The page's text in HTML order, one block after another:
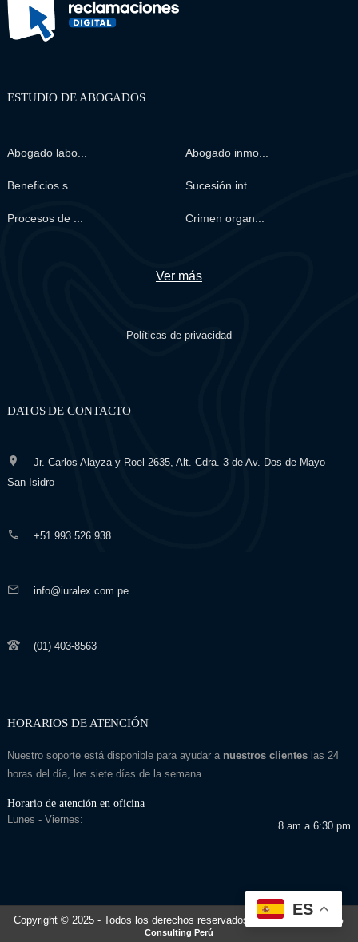
ESTUDIO DE ABOGADOS
Abogado labo... Abogado inmo...
Beneficios s... Sucesión int...
Procesos de ... Crimen organ...
Ver más
Políticas de privacidad
DATOS DE CONTACTO
Jr. Carlos Alayza y Roel 2635, Alt. Cdra. 3 de Av. Dos de Mayo –
San Isidro
+51 993 526 938
info@iuralex.com.pe
(01) 403-8563
HORARIOS DE ATENCIÓN
Nuestro soporte está disponible para ayudar a nuestros clienteslas 24
horas del día, los siete días de la semana.
Horario de atención en oficina
Lunes - Viernes:
8 am a 6:30 pm
Copyright © 2025- Todos los derechos reservados
Desarrollado por: Seo
Consulting Perú
ES